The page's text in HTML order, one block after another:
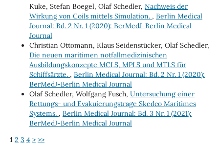
Kuke, Stefan Boegel, Olaf Schedler, Nachweis der
Wirkung von Coils mittels Simulation. , Berlin Medical
Journal: Bd. 2 Nr. 1 (2020): BerMedJ-Berlin Medical
Journal
Christian Ottomann, Klaus Seidenstücker, Olaf Schedler,
Die neuen maritimen notfallmedizinischen
Ausbildungskonzepte MCLS, MPLS und MTLS für
Schiffsärzte. , Berlin Medical Journal: Bd. 2 Nr. 1 (2020):
BerMedJ-Berlin Medical Journal
Olaf Schedler, Wolfgang Fusch, Untersuchung einer
Rettungs- und Evakuierungstrage Skedco Maritimes
Systems. , Berlin Medical Journal: Bd. 3 Nr. 1 (2021):
BerMedJ-Berlin Medical Journal
1 2 3 4 > >>